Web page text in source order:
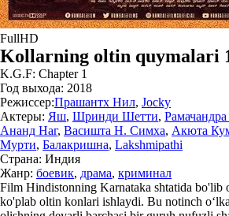
FullHD
Kollarning oltin quymalari
K.G.F: Chapter 1
Год выхода: 2018
Режиссер:Прашантх Нил, Jocky
Актеры: Яш, Шринди Шетти,
Ананд Наг, Васишта Н. Симха, Акюта
Мурти, Балакришна, Lakshmipathi
Страна: Индия
Жанр: боевик, драма, криминал
Film Hindistonning Karnataka shtatida bo'lib
ko'plab oltin konlari ishlaydi. Bu notinch